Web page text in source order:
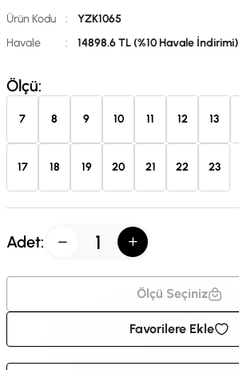
Ürün Kodu :
YZK1065
Havale
: 14898.6 TL (%10 Havale İndirimi)
Ölçü:
7 8 9 10 11 12 13
17 18 19 20 21 22 23
Adet:
Ölçü Seçiniz
Favorilere Ekle